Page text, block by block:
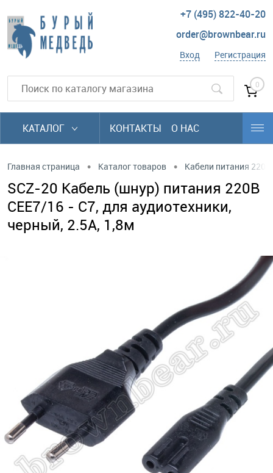
+7 (495) 822-40-20
order@brownbear.ru
Вход Регистрация
0
КАТАЛОГ КОНТАКТЫ О НАС
Главная страница • Каталог товаров • Кабели питания 220В
SCZ-20 Кабель (шнур) питания 220В
CEE7/16 - C7, для аудиотехники,
черный, 2.5А, 1,8м